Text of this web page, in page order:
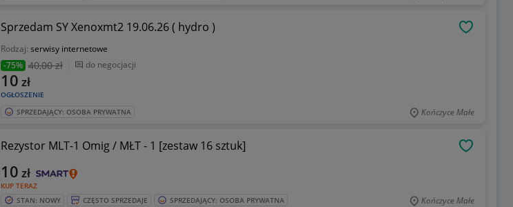
Sprzedam SY Xenoxmt2 19.06.26 ( hydro )
Rodzaj: serwisy internetowe
-75% 40,00 zł do negocjacji
OGŁOSZENIE
10 zł
SPRZEDAJĄCY: OSOBA PRYWATNA Kończyce Małe
Rezystor MLT-1 Omig / MŁT - 1 [zestaw 16 sztuk]
KUP TERAZ
10 zł
STAN: NOWY CZĘSTO SPRZEDAJE SPRZEDAJĄCY: OSOBA PRYWATNA Kończyce Małe